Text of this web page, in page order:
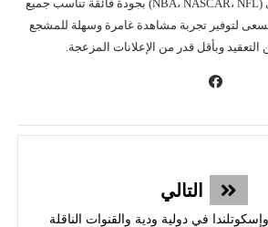
الأحداث الرياضية الكبرى (NBA، NASCAR، NFL) بجودة فائقة تناسب جميع
لتوفير تجربة مشاهدة غامرة وسهلة للمشجع
التعقيد وبأقل قدر من الإعلانات المزعجة.
التالي
في دولية ودية والقنوات الناقلة